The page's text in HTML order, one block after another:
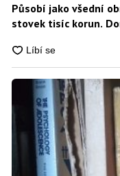
Působí jako všední
stovek tisíc korun.